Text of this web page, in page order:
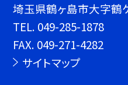
埼玉県鶴ヶ島市大字鶴
TEL. 049-285-1878
FAX. 049-271-4282
サイトマップ